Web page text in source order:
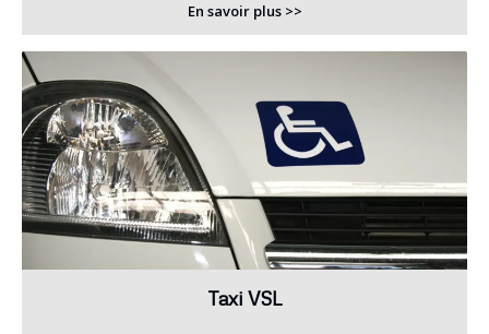
En savoir plus >>
Taxi VSL